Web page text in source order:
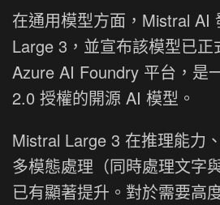
在通用模型方面，Mistral AI
Large 3，並宣布該模型已正
Azure AI Foundry 平台，是
2.0 授權的開源 AI 模型。
Mistral Large 3 在推理能力
多模態處理（同時處理文字
已有顯著提升。對於需要高